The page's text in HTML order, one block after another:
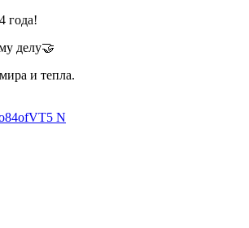
года!
делу🤝
и тепла.